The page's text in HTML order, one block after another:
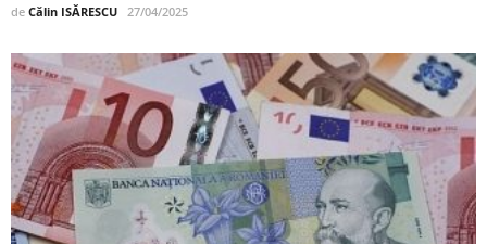
de Călin ISĂRESCU 27/04/2025